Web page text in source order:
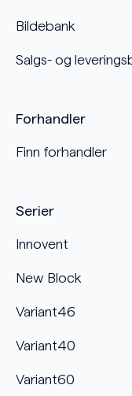
Serier
Innovent
New Block
Variant46
Variant40
Variant60
Bildebank
Salgs- og
Forhandler
Finn forhandler